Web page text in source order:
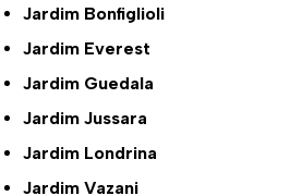
Jardim Bonfiglioli
Jardim Everest
Jardim Guedala
Jardim Jussara
Jardim Londrina
Jardim Vazani